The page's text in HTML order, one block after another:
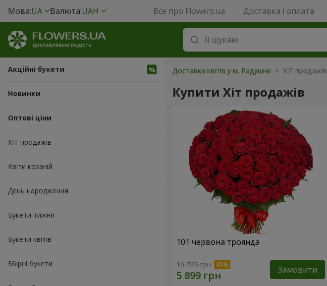
Мова:UA Валюта:UAH Все про Flowers.ua Доставка і оплата
Акційні букети
Новинки
Оптові ціни
ХІТ продажів
Квіти коханій
День народження
Букети тижня
Букети квітів
Збірні букети
Доставка квітів у м. Радушне > ХІТ продажів
Купити Хіт продажів
101 червона троянда
10 725 грн Замовити